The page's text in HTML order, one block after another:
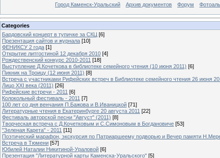
Город Каменск-Уральский
Архив документов Форум
Categories
Бардовский концерт в тупичке за СКЦ [6]
Презентация сайтов и журнала [10]
ФЕНИКСУ 2 года [1]
Открытие литгостиной 12 декабря 2010 [4]
Рождественский конкурс 2010-2011 [18]
Выступление Д.Кочеткова в библиотеке семейного чтения (10 июня 2011) [6]
Пикник на Троицу (12 июня 2011) [8]
Встреча с участниками Рифейских встреч в Библиотеке семейного чтения 26 июня
Лицо XXI века (2011) [26]
Рифейские встречи - 2011 [6]
Колокольный фестиваль - 2011 [7]
100 лет со дня венчания П.Бажова и В.Иваницкой [71]
Литературные чтения в Екатеринбурге 20 августа 2011 [22]
Фестиваль авторской песни "Август" (2011) [8]
Творческая встреча с Д.Кочетковым и С.Симоновым в Богдановиче [53]
"Зеленая Карета" - 2011 [11]
Поэтический марафон, экскурсия по Патриаршеему подворью и Вечер памяти
Встреча в Тюмени [57]
Юбилей Наталии Никитиной-Ураловой [6]
Презентация "Литературной карты Каменска-Уральского" [5]